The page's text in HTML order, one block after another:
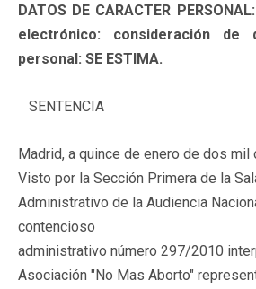
DATOS DE CARACTER
electrónico: consideración de
personal: SE ESTIMA.
SENTENCIA
Madrid, a quince de enero de dos mil
Visto por la Sección Primera de la
Administrativo de la Audiencia
contencioso
administrativo número 297/2010
Asociación "No Mas Aborto"